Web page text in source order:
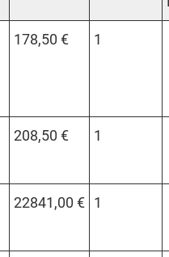
178,50 € 1
208,50 € 1
22841,00 € 1